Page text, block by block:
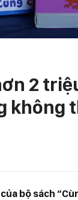
2
không
bộ sách